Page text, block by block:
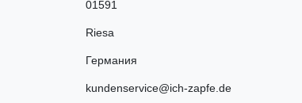
01591
Riesa
Германия
kundenservice@ich-zapfe.de